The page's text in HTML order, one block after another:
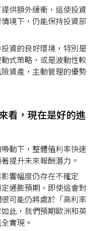
供額外緩衝，這使投資
境下，仍能保持投資部
資的良好環境，特別是
式策略，或是波動性較
資產，主動管理的優勢
看，現在是好的進
動下，整體殖利率快速
提升未來報酬潛力。
響幅度仍存在不確定
通膨預期，即使這會對
可能仍將處於「高利率
此，我們預期歐洲和英
實現。